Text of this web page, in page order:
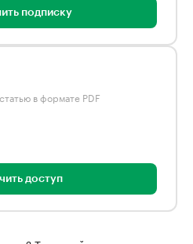
подписку
в формате PDF
доступ